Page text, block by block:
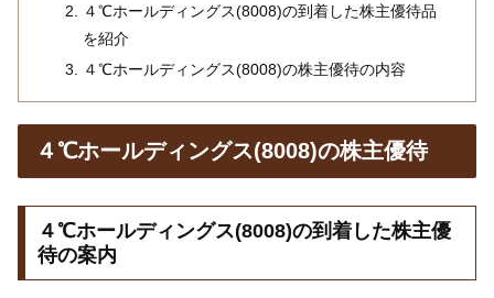
４℃ホールディングス(8008)の到着した株主優待品
を紹介
４℃ホールディングス(8008)の株主優待の内容
４℃ホールディングス(8008)の株主優待
４℃ホールディングス(8008)の到着した株主優
待の案内